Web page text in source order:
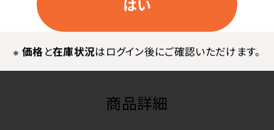
※ 価格と在庫状況はログイン後にご確認いただけます。
ログイン
商品詳細